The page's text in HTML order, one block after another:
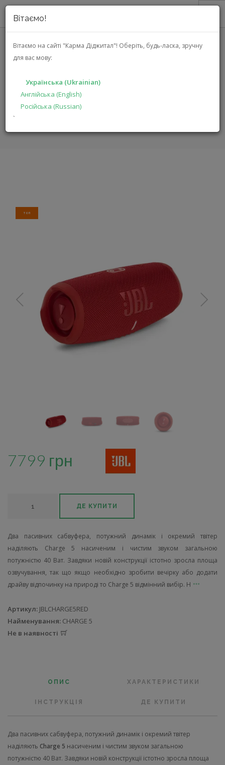
Вітаємо!
Вітаємо на сайті "Карма Діджитал"! Оберіть, будь-ласка, зручну
для вас мову:
Українська (Ukrainian)
Англійська (English)
Російська (Russian)
`
ПРО НАС
АКЦІЇ
РІШЕННЯ
ВИРОБНИКАМ
ГОЛОВНА КАТАЛОГ
ТОП
7799 грн
ДЕ КУПИТИ
Два пасивних сабвуфера, потужний динамік і окремий твітер
наділяють Charge 5 насиченим і чистим звуком загальною
потужністю 40 Ват. Завдяки новій конструкції істотно зросла площа
озвучування, так що якщо необхідно зробити вечірку або додати
драйву відпочинку на природі то Charge 5 відмінний вибір. Н
Артикул: JBLCHARGE5RED
Найменування: CHARGE 5
Не в наявності
ОПИС ХАРАКТЕРИСТИКИ
ІНСТРУКЦІЯ ДЕ КУПИТИ
Два пасивних сабвуфера, потужний динамік і окремий твітер
наділяють Charge 5 насиченим і чистим звуком загальною
потужністю 40 Ват. Завдяки новій конструкції істотно зросла площа